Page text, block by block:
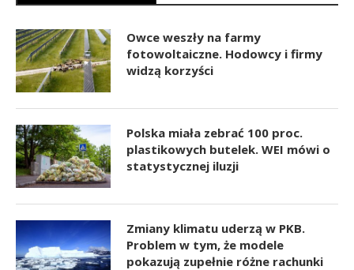
Owce weszły na farmy
fotowoltaiczne. Hodowcy i firmy
widzą korzyści
Polska miała zebrać 100 proc.
plastikowych butelek. WEI mówi o
statystycznej iluzji
Zmiany klimatu uderzą w PKB.
Problem w tym, że modele
pokazują zupełnie różne rachunki